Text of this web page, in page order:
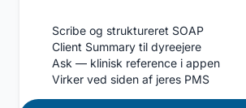
Scribe og struktureret SOAP
Client Summary til dyreejere
Ask — klinisk reference i appen
Virker ved siden af jeres PMS